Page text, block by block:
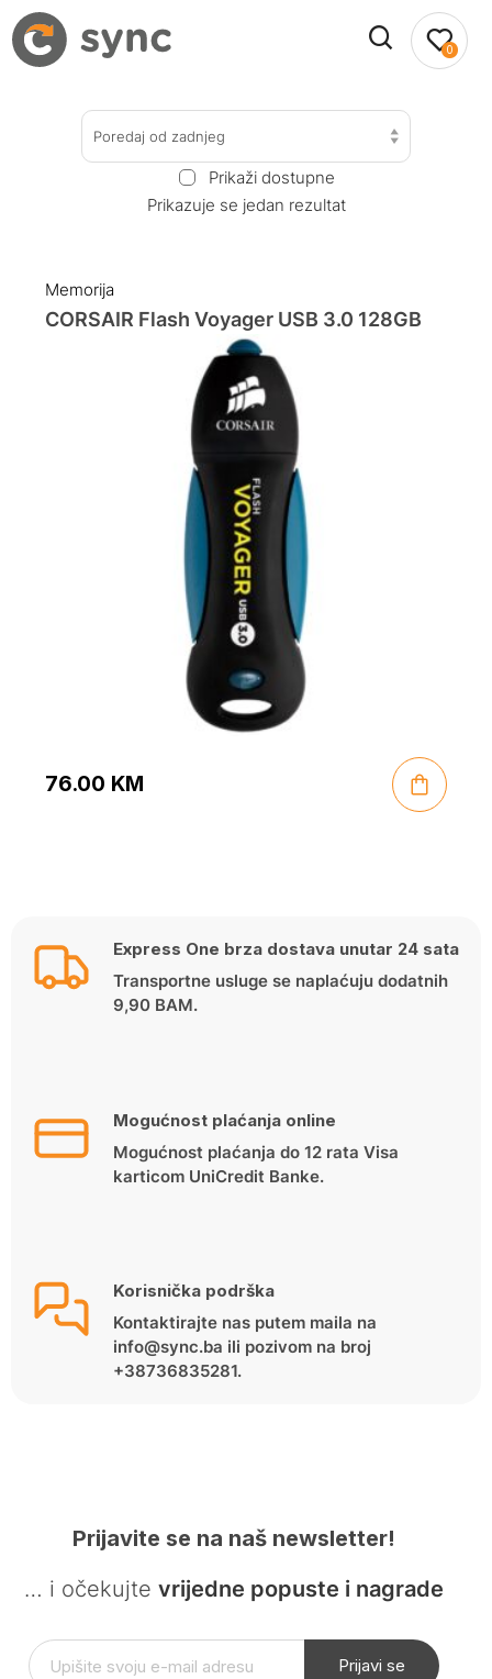
0
Poredaj od zadnjeg
Prikaži dostupne
Prikazuje se jedan rezultat
Memorija
CORSAIR Flash Voyager USB 3.0 128GB
76.00 KM
Express One brza dostava unutar 24 sata
Transportne usluge se naplaćuju dodatnih
9,90 BAM.
Mogućnost plaćanja online
Mogućnost plaćanja do 12 rata Visa
karticom UniCredit Banke.
Korisnička podrška
Kontaktirajte nas putem maila na
info@sync.ba ili pozivom na broj
+38736835281.
Prijavite se na naš newsletter!
… i očekujte vrijedne popuste i nagrade
Prijavi se